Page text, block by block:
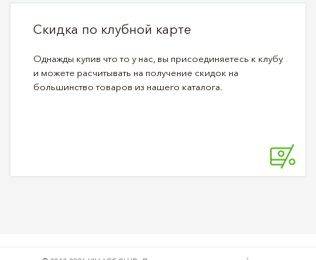
Скидка по клубной карте
Однажды купив что то у нас, вы присоединяетесь к клубу
и можете расчитывать на получение скидок на
большинство товаров из нашего каталога.